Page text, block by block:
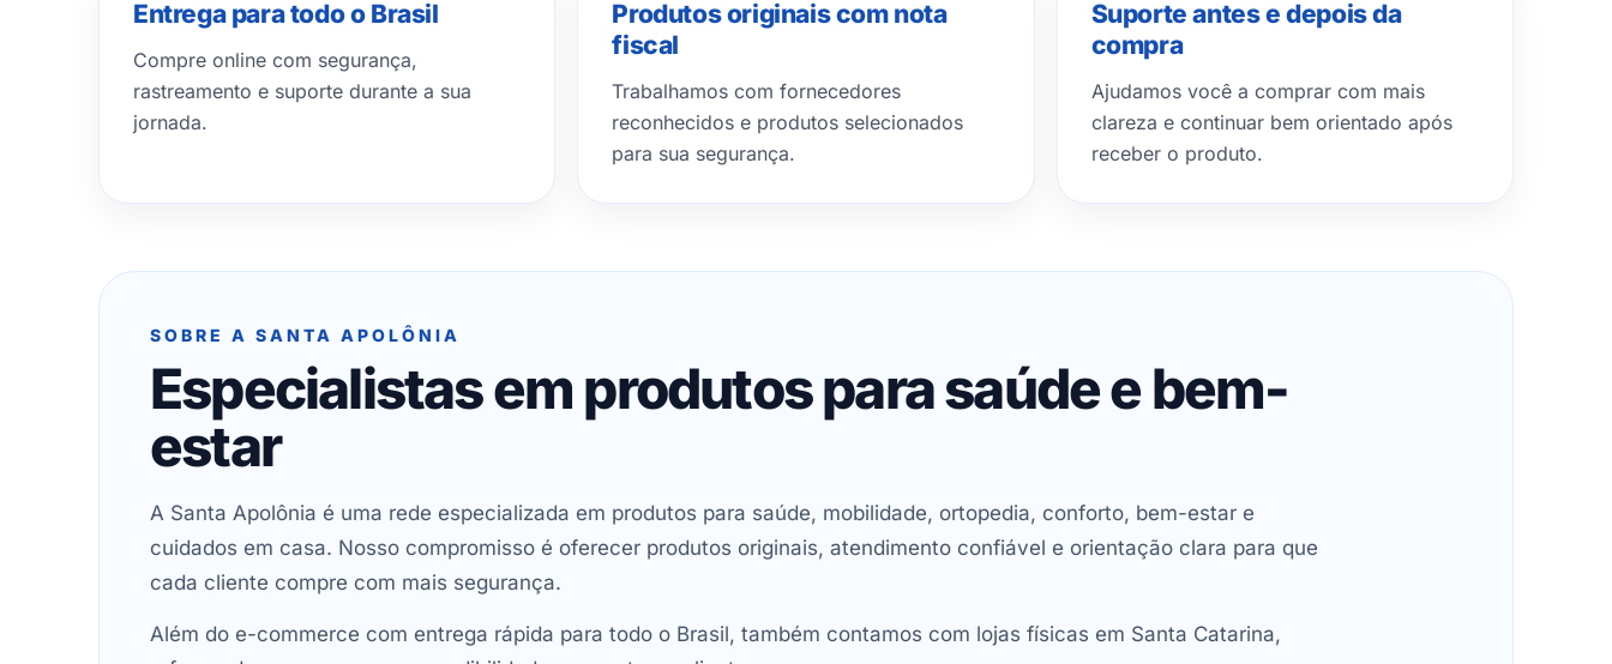
Entrega para todo o Brasil
Compre online com segurança,
rastreamento e suporte durante a sua
jornada.
Produtos originais com nota
fiscal
Trabalhamos com fornecedores
reconhecidos e produtos selecionados
para sua segurança.
Suporte antes e depois da
compra
Ajudamos você a comprar com mais
clareza e continuar bem orientado após
receber o produto.
SOBRE A SANTA APOLÔNIA
Especialistas em produtos para saúde e bem-
estar
A Santa Apolônia é uma rede especializada em produtos para saúde, mobilidade, ortopedia, conforto, bem-estar e
cuidados em casa. Nosso compromisso é oferecer produtos originais, atendimento confiável e orientação clara para que
cada cliente compre com mais segurança.
Além do e-commerce com entrega rápida para todo o Brasil, também contamos com lojas físicas em Santa Catarina,